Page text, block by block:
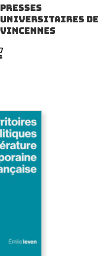
Presses
Universitaires de
Vincennes